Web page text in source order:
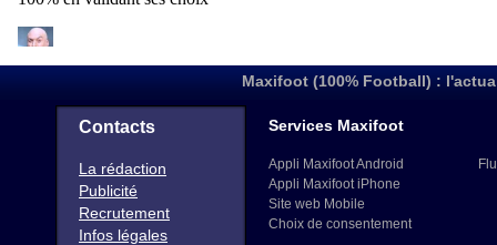
Maxifoot (100% Football) :
Contacts
La rédaction
Publicité
Recrutement
Infos légales
Services Maxifoot
Appli Maxifoot Android
Appli Maxifoot iPhone
Site web Mobile
Choix de consentement